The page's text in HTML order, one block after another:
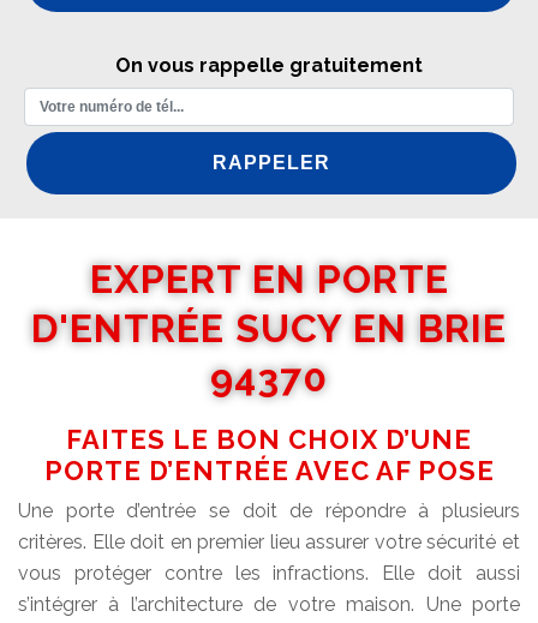
On vous rappelle gratuitement
EXPERT EN PORTE
D'ENTRÉE SUCY EN BRIE
94370
FAITES LE BON CHOIX D’UNE
PORTE D’ENTRÉE AVEC AF POSE
Une porte d’entrée se doit de répondre à plusieurs
critères. Elle doit en premier lieu assurer votre sécurité et
vous protéger contre les infractions. Elle doit aussi
s’intégrer à l’architecture de votre maison. Une porte